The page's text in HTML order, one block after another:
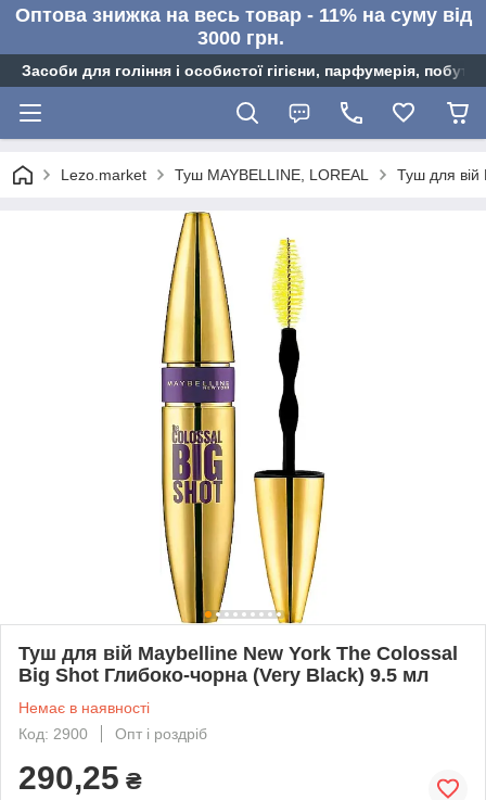
Оптова знижка на весь товар - 11% на суму від
3000 грн.
Засоби для гоління і особистої гігієни, парфумерія,
Lezo.market Туш MAYBELLINE, LOREAL Туш для
Туш для вій Maybelline New York The Colossal
Big Shot Глибоко-чорна (Very Black) 9.5 мл
Немає в наявності
Код: 2900
Опт і роздріб
290,25 ₴